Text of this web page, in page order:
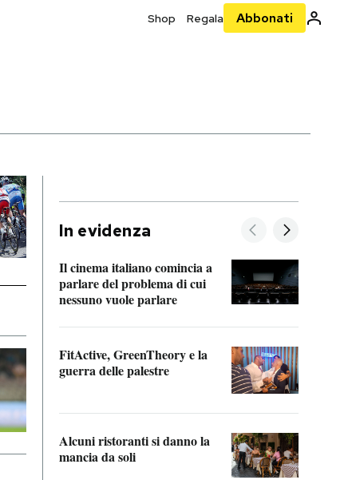
Shop Regala Abbonati
In evidenza
Il cinema italiano comincia a
parlare del problema di cui
nessuno vuole parlare
FitActive, GreenTheory e la
guerra delle palestre
Alcuni ristoranti si danno la
mancia da soli